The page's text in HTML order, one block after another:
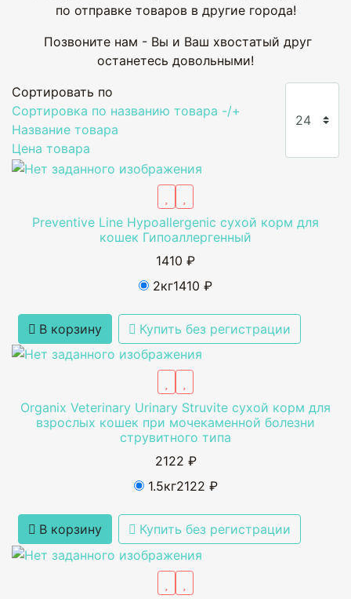
по отправке товаров в другие города!
Позвоните нам - Вы и Ваш хвостатый друг
останетесь довольными!
Сортировать по
Сортировка по названию товара -/+
Название товара
Цена товара
Preventive Line Hypoallergenic сухой корм для
кошек Гипоаллергенный
1410 ₽
2кг1410 ₽
В корзину Купить без регистрации
Organix Veterinary Urinary Struvite сухой корм для
взрослых кошек при мочекаменной болезни
струвитного типа
2122 ₽
1.5кг2122 ₽
В корзину Купить без регистрации